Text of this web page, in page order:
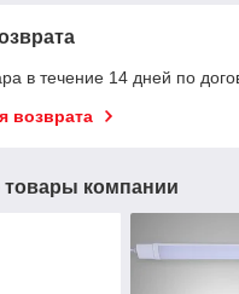
в течение 14 дней по
возврата
компании